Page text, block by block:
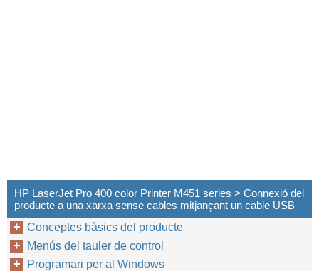
HP LaserJet Pro 400 color Printer M451 series > Connexió del
producte a una xarxa sense cables mitjançant un cable USB
Conceptes bàsics del producte
Menús del tauler de control
Programari per al Windows